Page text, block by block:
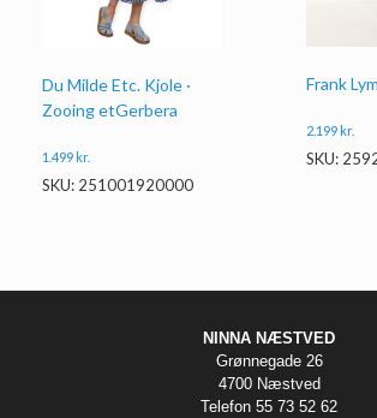
Du Milde Etc. Kjole ·
Zooing etGerbera
1.499 kr.
SKU: 251001920000
Frank
2.199 kr.
SKU:
NINNA NÆSTVED
Grønnegade 26
4700 Næstved
Telefon 55 73 52 62